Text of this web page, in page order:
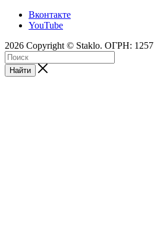
Вконтакте
YouTube
2026 Copyright © Staklo. ОГРН:
Найти